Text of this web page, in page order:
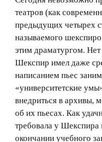
театров (как
предыдущих четырех
называемого
этим драматургом.
Шекспир имел даже
написанием пьес
«университетские
внедриться в архивы,
об их пьесах. Как
требовала у Шекспира
окончании учебного